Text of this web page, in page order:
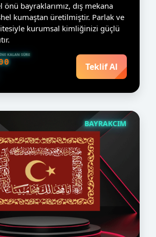
bayraklarımız, dış mekana
kumaştan üretilmiştir. Parlak ve
kurumsal kimliğinizi güçlü
KALAN SÜRE
Teklif Al
BAYRAKCIM